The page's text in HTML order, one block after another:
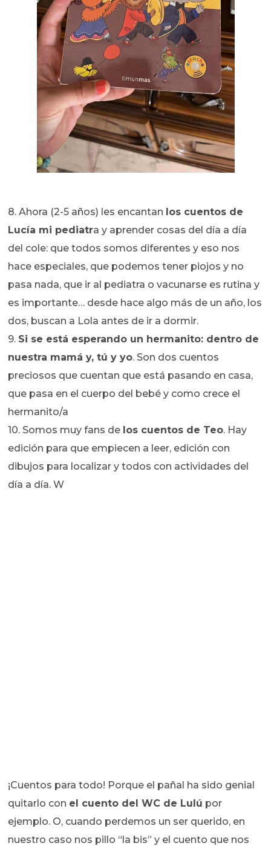
8. Ahora (2-5 años) les encantan los cuentos de
Lucía mi pediatra y aprender cosas del día a día
del cole: que todos somos diferentes y eso nos
hace especiales, que podemos tener piojos y no
pasa nada, que ir al pediatra o vacunarse es rutina y
es importante… desde hace algo más de un año, los
dos, buscan a Lola antes de ir a dormir.
9. Si se está esperando un hermanito: dentro de
nuestra mamá y, tú y yo. Son dos cuentos
preciosos que cuentan que está pasando en casa,
que pasa en el cuerpo del bebé y como crece el
hermanito/a
10. Somos muy fans de los cuentos de Teo. Hay
edición para que empiecen a leer, edición con
dibujos para localizar y todos con actividades del
día a día. W
¡Cuentos para todo! Porque el pañal ha sido genial
quitarlo con el cuento del WC de Lulú por
ejemplo. O, cuando perdemos un ser querido, en
nuestro caso nos pillo “la bis” y el cuento que nos